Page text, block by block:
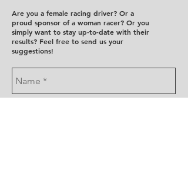
Are you a female racing driver? Or a
proud sponsor of a woman racer? Or you
simply want to stay up-to-date with their
results? Feel free to send us your
suggestions!